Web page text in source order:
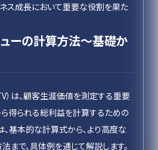
ス成長において重要な役割を果た
ーの計算方法〜基礎か
）は、顧客生涯価値を測定する重要
得られる総利益を計算するための
、基本的な計算式から、より高度な
まで、具体例を通じて解説します。